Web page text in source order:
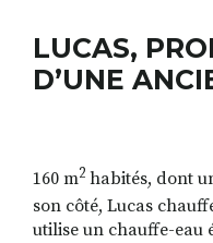
LUCAS,
D’UNE
160 m2 habités, dont
son côté, Lucas
utilise un chauffe-eau